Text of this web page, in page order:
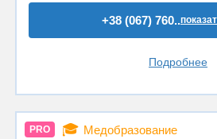
+38 (067) 760..
Подробнее
PRO 🎓 Медобразование